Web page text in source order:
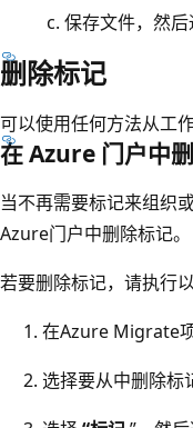
保存文件，然后
删除标记
可以使用任何方法从工
在 Azure 门户中
当不再需要标记来组织
Azure门户中删除标记。
若要删除标记，请执行以
在Azure Migrate
选择要从中删除标